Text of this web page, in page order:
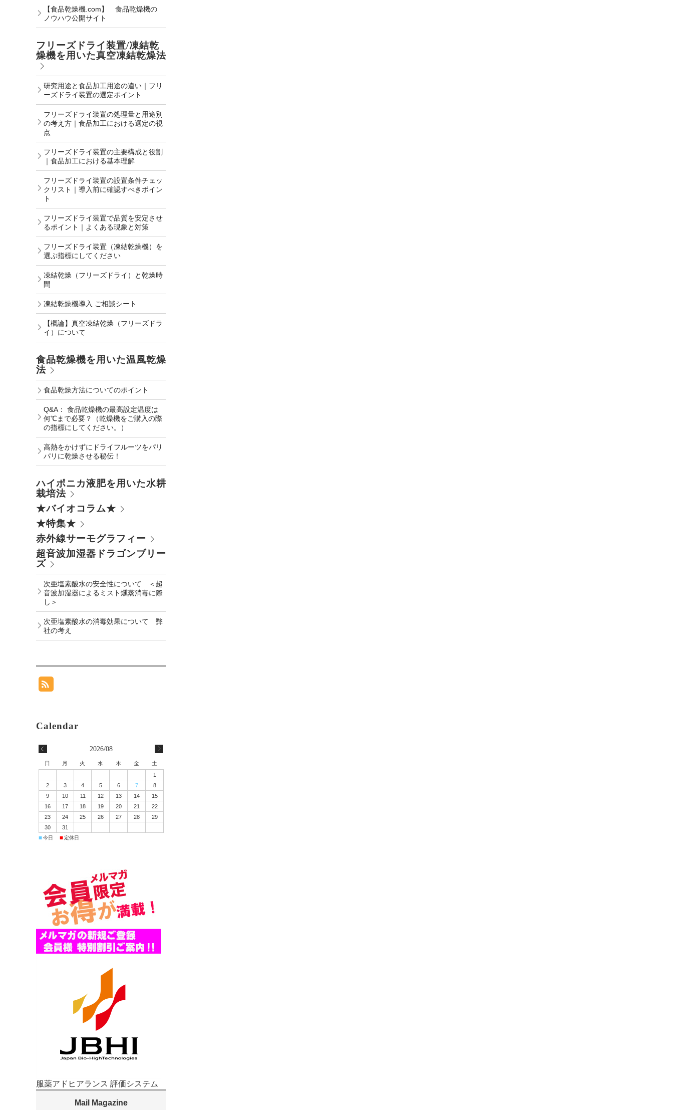
【食品乾燥機.com】 食品乾燥機の
ノウハウ公開サイト
フリーズドライ装置/凍結乾
燥機を用いた真空凍結乾燥法
研究用途と食品加工用途の違い｜フリ
ーズドライ装置の選定ポイント
フリーズドライ装置の処理量と用途別
の考え方｜食品加工における選定の視
点
フリーズドライ装置の主要構成と役割
｜食品加工における基本理解
フリーズドライ装置の設置条件チェッ
クリスト｜導入前に確認すべきポイン
ト
フリーズドライ装置で品質を安定させ
るポイント｜よくある現象と対策
フリーズドライ装置（凍結乾燥機）を
選ぶ指標にしてください
凍結乾燥（フリーズドライ）と乾燥時
間
凍結乾燥機導入 ご相談シート
【概論】真空凍結乾燥（フリーズドラ
イ）について
食品乾燥機を用いた温風乾燥
法
食品乾燥方法についてのポイント
Q&A： 食品乾燥機の最高設定温度は
何℃まで必要？（乾燥機をご購入の際
の指標にしてください。）
高熱をかけずにドライフルーツをパリ
パリに乾燥させる秘伝！
ハイポニカ液肥を用いた水耕
栽培法
★バイオコラム★
★特集★
赤外線サーモグラフィー
超音波加湿器ドラゴンブリー
ズ
次亜塩素酸水の安全性について ＜超
音波加湿器によるミスト燻蒸消毒に際
し＞
次亜塩素酸水の消毒効果について 弊
社の考え
2026/08
日 月 火 水 木 金
土
1
2
3 4 5 6 7
8
9
10 11 12 13 14
15
16
17 18 19 20 21
22
23
24 25 26 27 28
29
30
31
■今日 ■定休日
服薬アドヒアランス 評価システム